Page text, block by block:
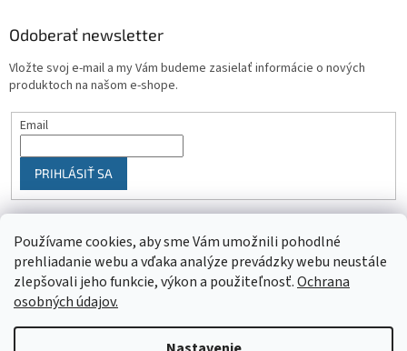
Používame cookies, aby sme Vám umožnili pohodlné
prehliadanie webu a vďaka analýze prevádzky webu neustále
zlepšovali jeho funkcie, výkon a použiteľnosť.Ochrana
osobných údajov.
Odoberať newsletter
Vložte svoj e-mail a my Vám budeme zasielať informácie o nových
produktoch na našom e-shope.
Email
PRIHLÁSIŤ SA
Vytvoril Shoptet